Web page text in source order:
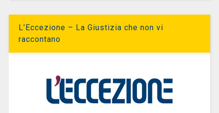
L’Eccezione – La Giustizia che non vi
raccontano